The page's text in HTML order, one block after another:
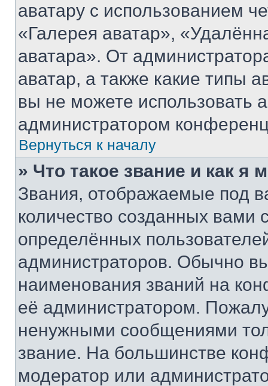
аватару с использованием
«Галерея аватар»,
аватара». От
аватар, а также какие типы
вы не можете использовать
администратором
Вернуться к началу
» Что такое звание и как я
Звания, отображаемые под
количество созданных
определённых
администраторов. Обычно
наименования званий на
её администратором.
ненужными сообщениями
звание. На большинстве
модератор или